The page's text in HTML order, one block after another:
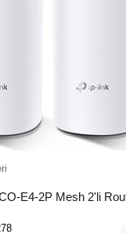
E4-2P Mesh 2'li